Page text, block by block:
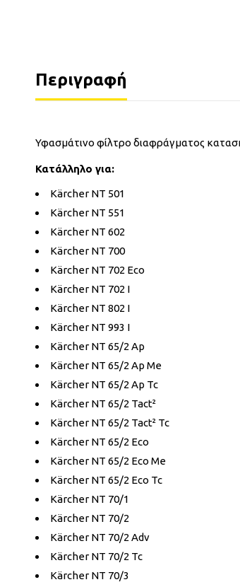
Περιγραφή
Υφασμάτινο φίλτρο διαφράγματος
Κατάλληλο για:
Kärcher NT 501
Kärcher NT 551
Kärcher NT 602
Kärcher NT 700
Kärcher NT 702 Eco
Kärcher NT 702 I
Kärcher NT 802 I
Kärcher NT 993 I
Kärcher NT 65/2 Ap
Kärcher NT 65/2 Ap Me
Kärcher NT 65/2 Ap Tc
Kärcher NT 65/2 Tact²
Kärcher NT 65/2 Tact² Tc
Kärcher NT 65/2 Eco
Kärcher NT 65/2 Eco Me
Kärcher NT 65/2 Eco Tc
Kärcher NT 70/1
Kärcher NT 70/2
Kärcher NT 70/2 Adv
Kärcher NT 70/2 Tc
Kärcher NT 70/3